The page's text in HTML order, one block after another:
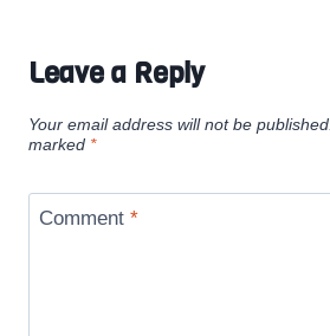
Leave a Reply
Your email address will not be published.
marked *
Comment *